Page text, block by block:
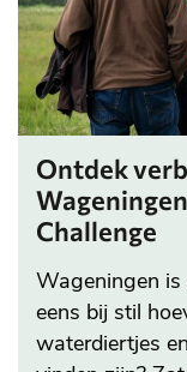
Ontdek
Challenge
Wageningen is
eens bij stil
waterdiertjes